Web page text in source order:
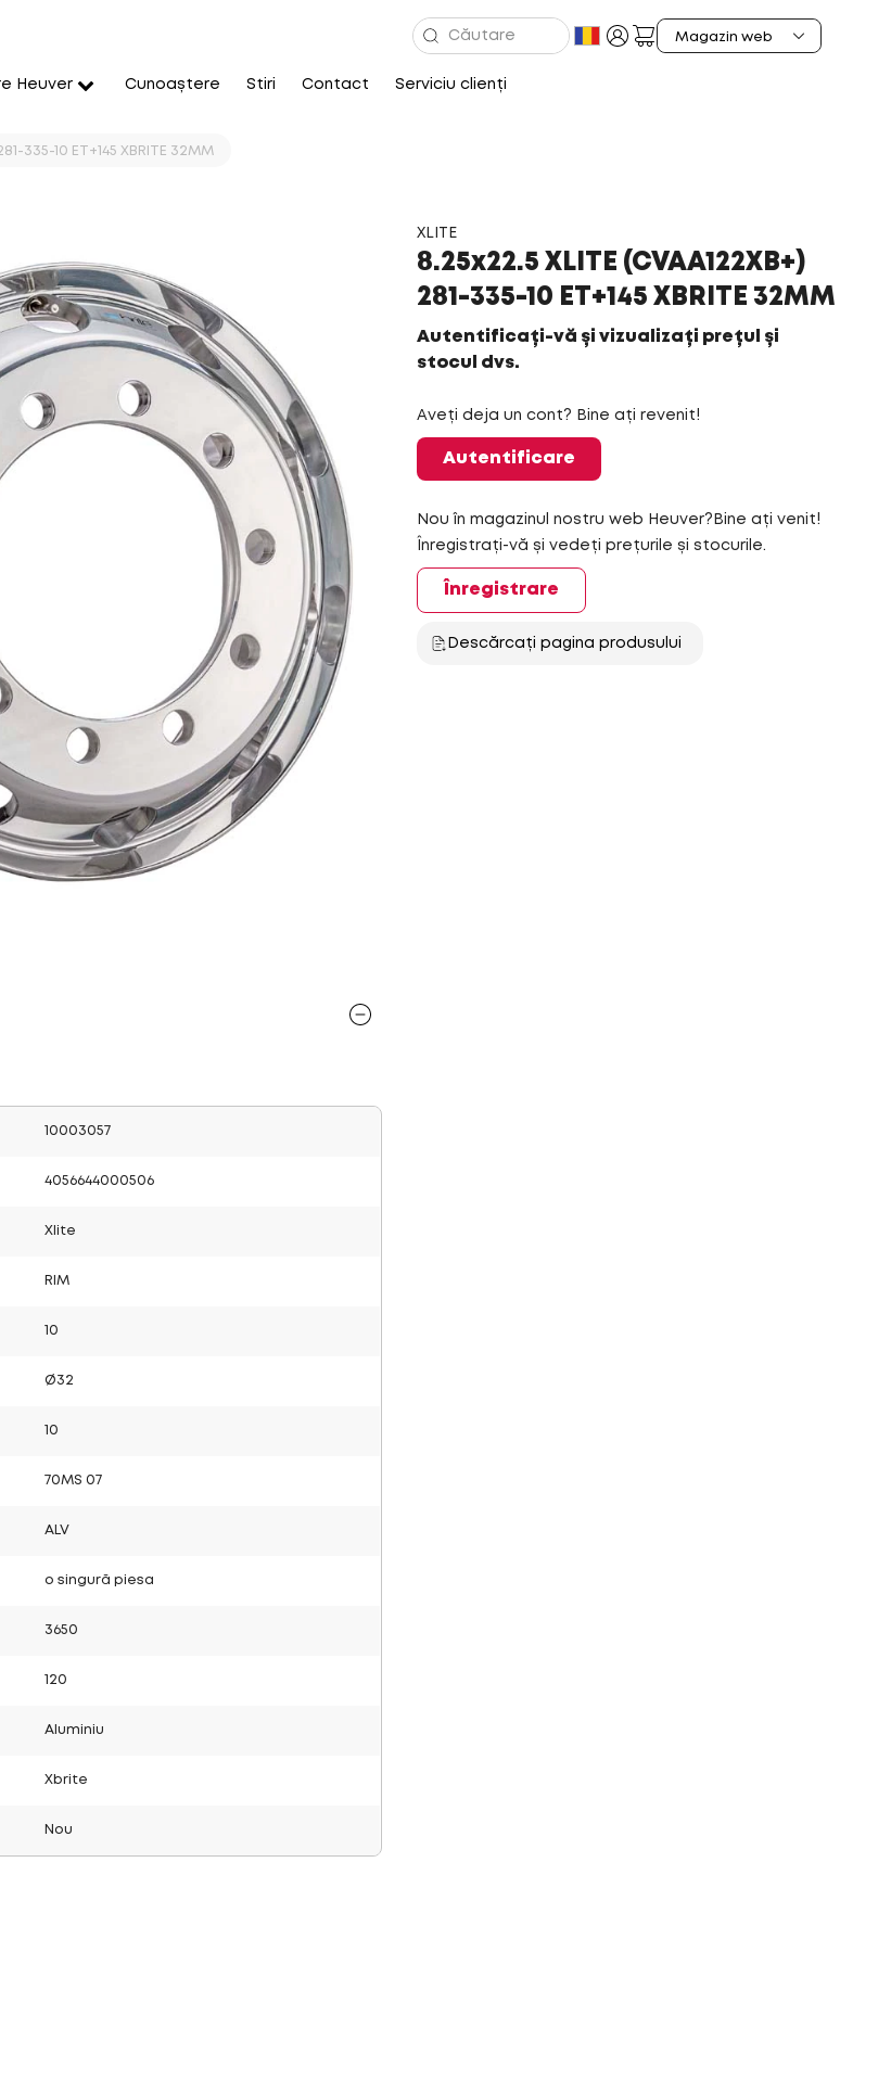
Heuver Cunoaștere Stiri Contact Serviciu clienți
335-10 ET+145 XBRITE 32MM
XLITE
8.25x22.5 XLITE (CVAA122XB+)
281-335-10 ET+145 XBRITE 32MM
Autentificați-vă și vizualizați prețul și
stocul dvs.
Aveți deja un cont? Bine ați revenit!
Autentificare
Nou în magazinul nostru web Heuver?Bine ați venit!
Înregistrați-vă și vedeți prețurile și stocurile.
Înregistrare
Descărcați pagina produsului
10003057
4056644000506
Xlite
RIM
10
Ø32
10
70MS 07
ALV
o singură piesa
3650
120
Aluminiu
Xbrite
Nou